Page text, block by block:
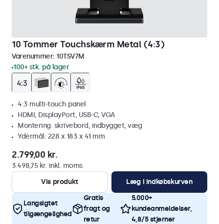
10 Tommer Touchskærm Metal (4:3)
Varenummer: 10TSV7M
100+ stk. på lager
4:3 multi-touch panel
HDMI, DisplayPort, USB-C, VGA
Montering: skrivebord, indbygget, væg
Ydermål: 228 x 183 x 41 mm
2.799,00 kr.
3.498,75 kr. inkl. moms
Vis produkt
Læg i indkøbskurven
Langsigtet
tilgængelighed
Gratis
fragt og
retur
5.000+
kundeanmeldelser,
4,8/5 stjerner